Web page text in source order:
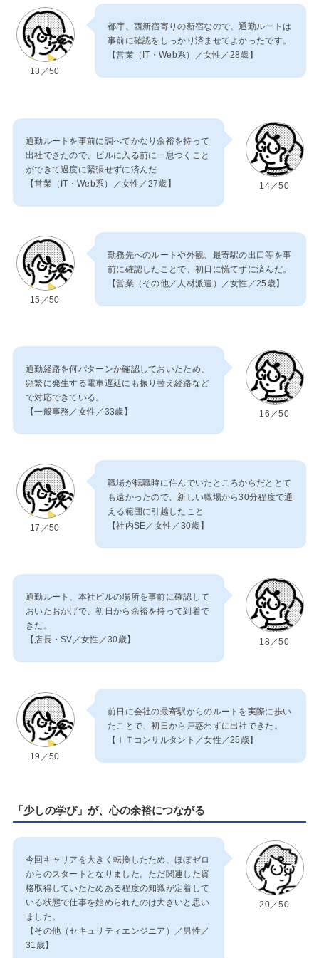
13／50
都庁、西新宿寄りの新宿なので、通勤ルートは
事前に確認をしっかり済ませてよかったです。
【営業（IT・Web系）／女性／28歳】
通勤ルートを事前に調べてかなり余裕を持って
出社できたので、ビルに入る前に一息つくこと
ができて過度に緊張せずに済んだ
【営業（IT・Web系）／女性／27歳】
14／50
15／50
勤務先へのルートや外観、最寄駅の出口等を事
前に確認したことで、初日に慌てずに済んだ。
【営業（その他／人材派遣）／女性／25歳】
通勤経路を何パターンか確認しておいたため、
頻繁に発生する電車遅延にも振り替え経路など
で対応できている。
【一般事務／女性／33歳】
16／50
17／50
職場が転職時に住んでいたところからだととて
も遠かったので、新しい職場から30分程度で通
える範囲に引越したこと
【社内SE／女性／30歳】
通勤ルート、本社ビルの場所を事前に確認して
おいたおかげで、初日から余裕を持って到着で
きた。
【店長・SV／女性／30歳】
18／50
19／50
前日に会社の最寄駅からのルートを実際に歩い
たことで、初日から戸惑わずに出社できた。
【ＩＴコンサルタント／女性／25歳】
「少しの学び」が、心の余裕につながる
今回キャリアを大きく転換したため、ほぼゼロ
からのスタートとなりました。ただ関連した資
格取得していたためある程度の知識が定着して
いる状態で仕事を始められたのは大きいと思い
ました。
【その他（セキュリティエンジニア）／男性／
31歳】
20／50